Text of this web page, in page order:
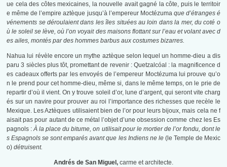
ue cela des côtes mexicaines, la nouvelle avait gagné la côte, puis le territoir
e même de l’empire aztèque jusqu’à l’empereur Moctézuma que d’étranges é
vénements se déroulaient dans les îles situées au loin dans la mer, du coté o
ù le soleil se lève, où l’on voyait des maisons flottant sur l’eau et volant avec d
es ailes, montés par des hommes barbus aux costumes bizarres.
Nahua lui révèle encore un mythe aztèque selon lequel un homme-dieu a dis
paru 3 siècles plus tôt, promettant de revenir : Quetzalcóal : la magnificence d
es cadeaux offerts par les envoyés de l’empereur Moctézuma lui prouve qu’o
n le prend pour cet homme-dieu, même si, dans le même temps, on le prie de
repartir d’où il vient. On y trouve soleil d’or, lune d’argent, qui seront vite charg
és sur un navire pour prouver au roi l’importance des richesses que recèle le
Mexique. Les Aztèques utilisaient bien de l’or pour leurs bijoux, mais cela ne f
aisait pas pour autant de ce métal l’objet d’une obsession comme chez les Es
pagnols :À la place du bitume, on utilisait pour le mortier de l’or fondu, dont le
s Espagnols se sont emparés avant que les Indiens ne le (le Temple de Mexic
o)détruisent.
Andrés de San Miguel, carme et architecte.